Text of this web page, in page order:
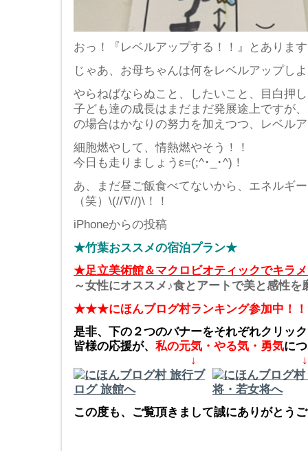
おっ！『レベルアップする！！』とありま
じゃあ、お母ちゃんは何をレベルアップし
やらねばならぬこと、したいこと、目白押
子ども達の成長はまだまだ発展途上ですが
の場合はかなりの努力を加えつつ、レベル
細胞燃やして、情熱燃やそう！！
今日も走りましょうε=(;^･_･^)！
あ、まだ昼ご飯食べてないから、エネルギ
（笑）\(//∇//)\！！
iPhoneからの投稿
★竹葉おススメの宿泊プラン★
★足立美術館＆マクロビオティックでキラ
～女性にオススメ♪食とアートで美と感性を
★★★にほんブログ村ランキング参加中
是非、下の２つのバナーをそれぞれクリッ
皆様の応援が、 私の元気・やる気・勇気に
↓ ↓
この度も、ご覧頂きまして誠にありがと